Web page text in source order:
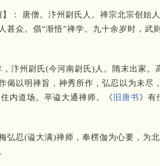
： 唐僧。汴州尉氏人。禅宗北宗创始
甚众。倡“渐悟”禅学。九十余岁时，武
汴州尉氏(今河南尉氏)人。隋末出家
偈以明禅旨，神秀所作，弘忍以为未尽
内道场。卒谥大通禅师。《 旧唐书》有
弘忍(谥大满)禅师，奉楞伽为心要，为